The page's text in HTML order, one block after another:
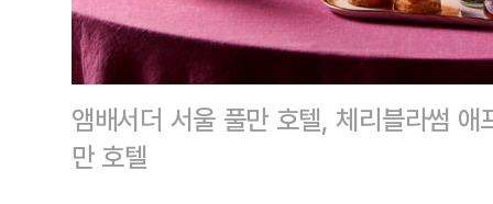
앰배서더 서울 풀만 호텔, 체리블라썸
만 호텔